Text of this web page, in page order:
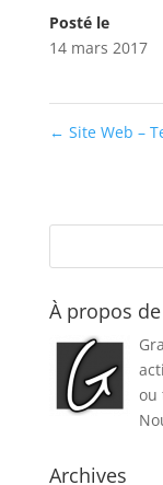
Posté le
14 mars 2017
← Site Web –
À propos
ou
Archives